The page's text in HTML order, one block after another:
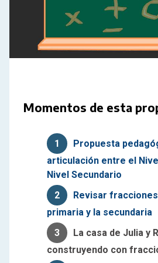
Momentos de esta
1
Propuesta
articulación entre el
Nivel Secundario
2
Revisar
primaria y la secundaria
3
La casa de Julia y
construyendo con